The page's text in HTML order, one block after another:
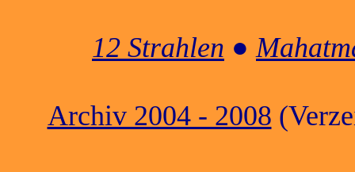
12 Strahlen ●
Archiv 2004 - 2008